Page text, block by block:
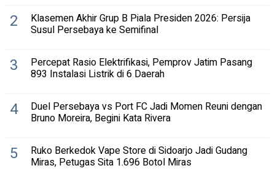
2 Klasemen Akhir Grup B Piala Presiden 2026: Persija
Susul Persebaya ke Semifinal
3 Percepat Rasio Elektrifikasi, Pemprov Jatim Pasang
893 Instalasi Listrik di 6 Daerah
4 Duel Persebaya vs Port FC Jadi Momen Reuni dengan
Bruno Moreira, Begini Kata Rivera
5 Ruko Berkedok Vape Store di Sidoarjo Jadi Gudang
Miras, Petugas Sita 1.696 Botol Miras